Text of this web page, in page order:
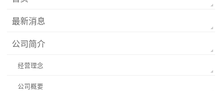
最新消息
公司简介
经营理念
公司概要